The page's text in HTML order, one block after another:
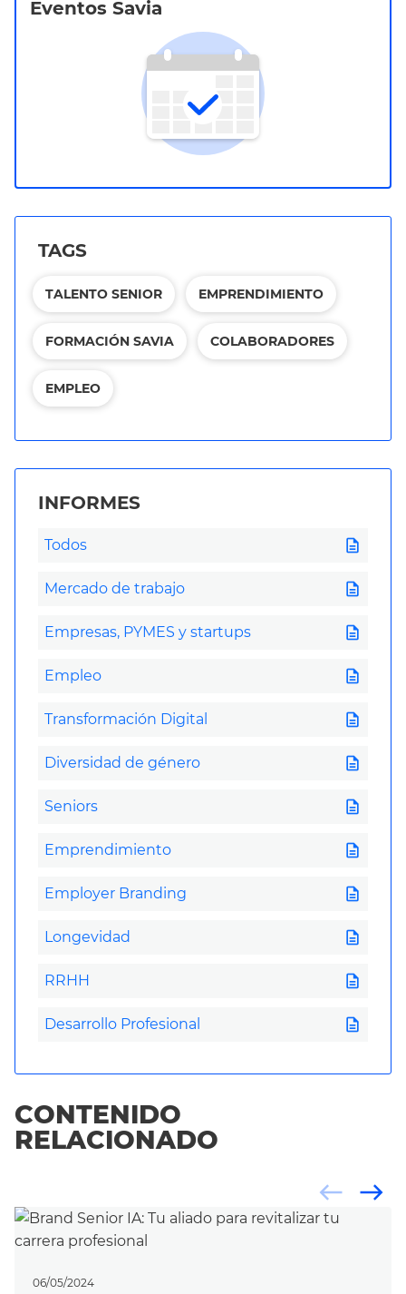
Eventos Savia
TAGS
TALENTO SENIOR EMPRENDIMIENTO
FORMACIÓN SAVIA COLABORADORES
EMPLEO
INFORMES
Todos description
Mercado de trabajo description
Empresas, PYMES y startups description
Empleo description
Transformación Digital description
Diversidad de género description
Seniors description
Emprendimiento description
Employer Branding description
Longevidad description
RRHH description
Desarrollo Profesional description
CONTENIDO
RELACIONADO
06/05/2024
east
west